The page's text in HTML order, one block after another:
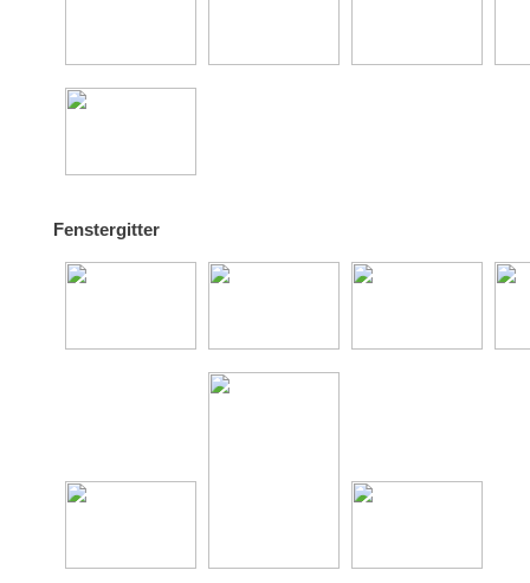
Fenstergitter